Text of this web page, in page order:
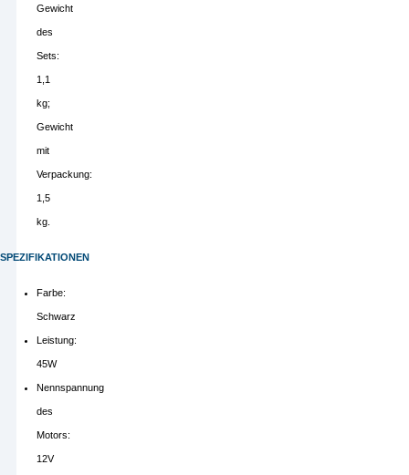
Gewicht
des
Sets:
1,1
kg;
Gewicht
mit
Verpackung:
1,5
kg.
SPEZIFIKATIONEN
Farbe:
Schwarz
Leistung:
45W
Nennspannung
des
Motors:
12V